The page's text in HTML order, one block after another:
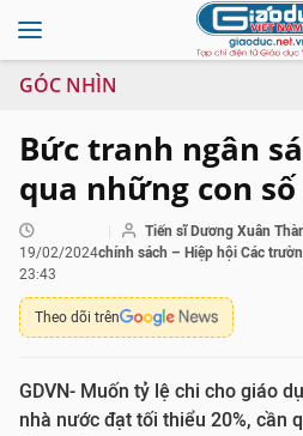
GÓC NHÌN
Bức tranh ngân
qua những con số
19/02/2024
23:43
Tiến sĩ Dương Xuân
chính sách – Hiệp hội Các
Theo dõi trên
GDVN- Muốn tỷ lệ chi cho giáo
nhà nước đạt tối thiểu 20%, cần